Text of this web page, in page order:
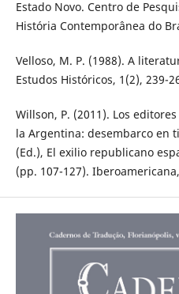
Estado Novo. Centro de
História Contemporânea do
Velloso, M. P. (1988). A
Estudos Históricos, 1(2), 239-
Willson, P. (2011). Los
la Argentina: desembarco en
(Ed.), El exilio republicano
(pp. 107-127).